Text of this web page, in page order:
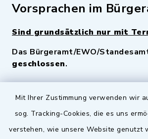
Mit Ihrer Zustimmung verwenden wir
sog. Tracking-Cookies, die es uns
verstehen, wie unsere Website genutzt
Vorsprachen im
Sind grundsätzlich nur mit
Das Bürgeramt/EWO/
geschlossen.
Quicklinks